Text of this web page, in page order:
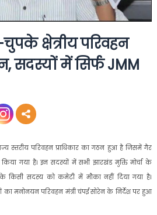
क्षेत्रीय परिवहन
सदस्यों में सिर्फ JMM
स्तरीय परिवहन प्राधिकार का गठन हुआ है जिसमें गैर
गया है। इन सदस्यों में सभी झारखंड मुक्ति मोर्चा के
सदस्य को कमेटी में मौका नहीं दिया गया है।
का मनोनयन परिवहन मंत्री चंपई सोरेन के निर्देश पर हुआ